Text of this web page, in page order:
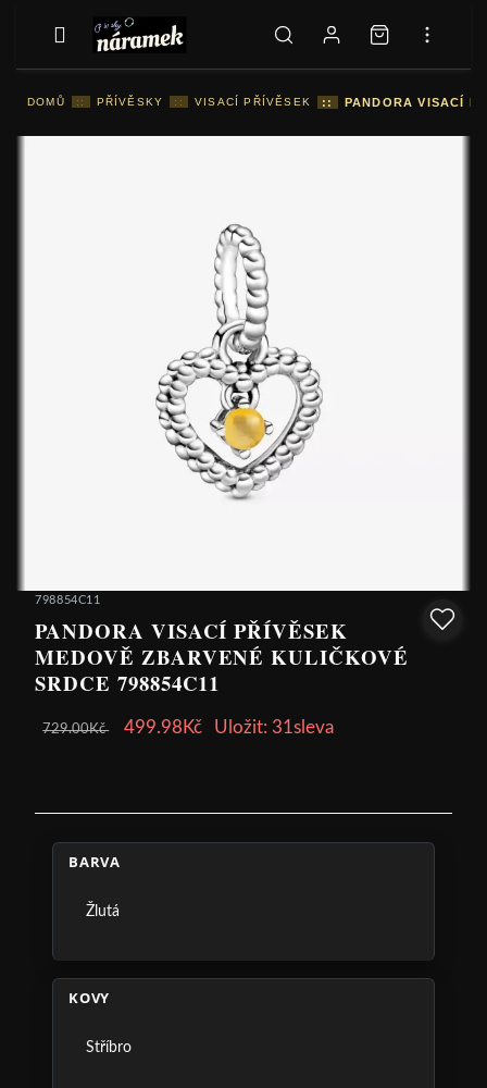
DOMŮ :: PŘÍVĚSKY :: VISACÍ PŘÍVĚSEK :: PANDORA VISACÍ
798854C11
PANDORA VISACÍ PŘÍVĚSEK
MEDOVĚ ZBARVENÉ KULIČKOVÉ
SRDCE 798854C11
729.00Kč 499.98Kč Uložit: 31sleva
BARVA
Žlutá
KOVY
Stříbro